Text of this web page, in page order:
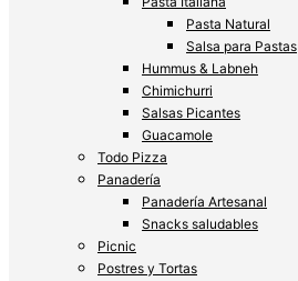
Pasta Natural
Salsa para Pastas
Hummus & Labneh
Chimichurri
Salsas Picantes
Guacamole
Todo Pizza
Panadería
Panadería Artesanal
Snacks saludables
Picnic
Postres y Tortas